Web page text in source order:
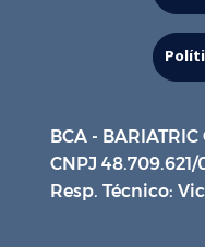
BCA -
CNPJ 48.709.621/
Resp. Técnico: